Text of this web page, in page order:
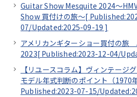
Guitar Show Mesquite 2024～
Show 買付けの旅～[
07/Updated:2025-09-19 ]
アメリカンギターショー買付の
2023[ Published:2023-12-04/
【リユースコラム】ヴィンテージ
モデル年式判断のポイント（1970
Published:2023-07-15/